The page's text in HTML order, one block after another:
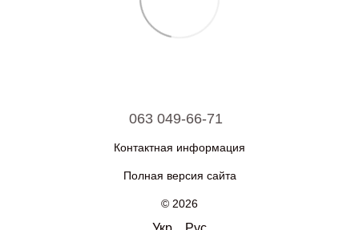
063 049-66-71
Контактная информация
Полная версия сайта
© 2026